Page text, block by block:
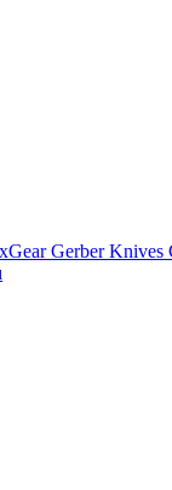
Gerber Knives